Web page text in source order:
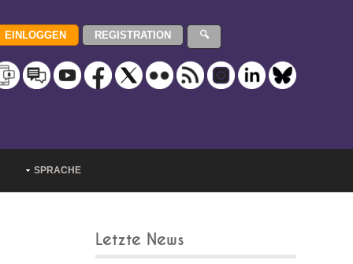
SPRACHE
Letzte News